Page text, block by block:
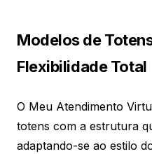
Modelos de
Flexibilidade Total
O Meu Atendimento
totens com a estrutura
adaptando-se ao estilo